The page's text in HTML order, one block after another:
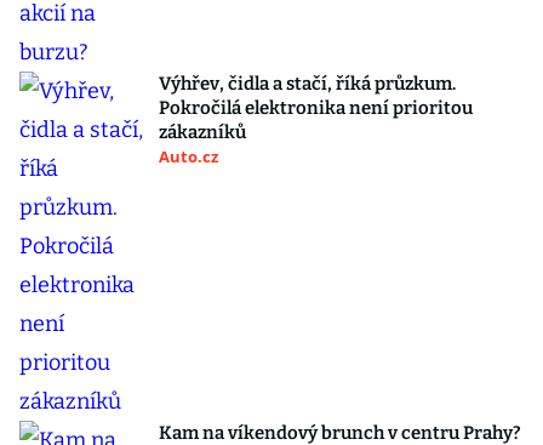
Výhřev, čidla a stačí, říká průzkum.
Pokročilá elektronika není prioritou
zákazníků
Auto.cz
Kam na víkendový brunch v centru Prahy?